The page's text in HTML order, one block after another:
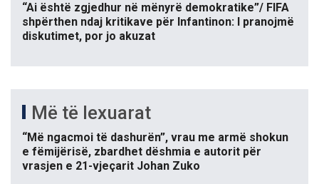
“Ai është zgjedhur në mënyrë demokratike”/ FIFA
shpërthen ndaj kritikave për Infantinon: I pranojmë
diskutimet, por jo akuzat
Më të lexuarat
“Më ngacmoi të dashurën”, vrau me armë shokun
e fëmijërisë, zbardhet dëshmia e autorit për
vrasjen e 21-vjeçarit Johan Zuko